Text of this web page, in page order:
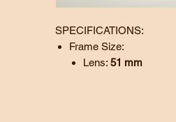
SPECIFICATIONS:
Frame Size:
Lens: 51 mm